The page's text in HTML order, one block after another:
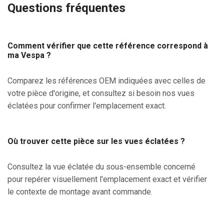
Questions fréquentes
Comment vérifier que cette référence correspond à
ma Vespa ?
Comparez les références OEM indiquées avec celles de
votre pièce d'origine, et consultez si besoin nos vues
éclatées pour confirmer l'emplacement exact.
Où trouver cette pièce sur les vues éclatées ?
Consultez la vue éclatée du sous-ensemble concerné
pour repérer visuellement l'emplacement exact et vérifier
le contexte de montage avant commande.